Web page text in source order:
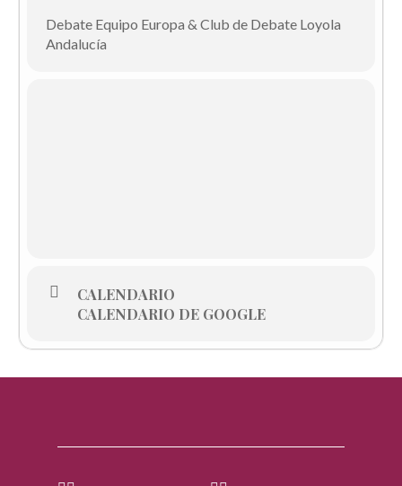
Debate Equipo Europa & Club de Debate Loyola
Andalucía
CALENDARIO
CALENDARIO DE GOOGLE